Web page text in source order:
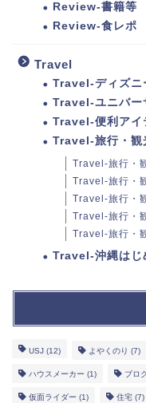
Review-書籍等
Review-食レポ
Travel
Travel-ディズニ
Travel-ユニバー
Travel-便利アイ
Travel-旅行・観
Travel-旅行・
Travel-旅行・
Travel-旅行・
Travel-旅行・
Travel-旅行・
Travel-沖縄はじ
USJ (12) よやくのり (7)
ハウスメーカー (1) ブロ
仮面ライダー (1) 住宅 (7)